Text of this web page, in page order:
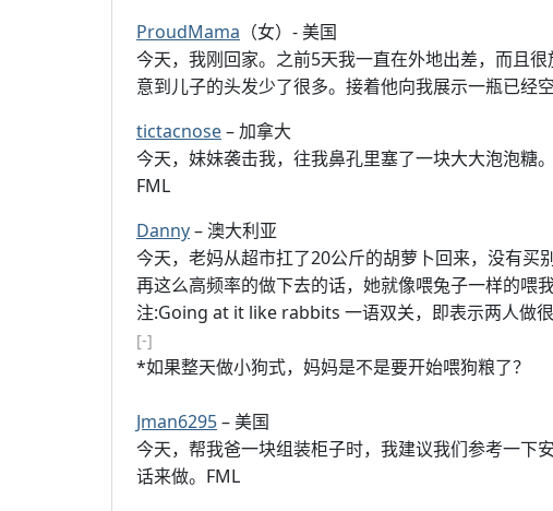
ProudMama （女）- 美国
今天，我刚回家。之前5天我一直在外地出差，而且
意到儿子的头发少了很多。接着他向我展示一瓶已经
tictacnose– 加拿大
今天，妹妹袭击我，往我鼻孔里塞了一块大大泡泡糖
FML
Danny– 澳大利亚
今天，老妈从超市扛了20公斤的胡萝卜回来，没有买
再这么高频率的做下去的话，她就像喂兔子一样的喂
注:Going at it like rabbits 一语双关，即表示两人做很
[-]
*如果整天做小狗式，妈妈是不是要开始喂狗粮了？
Jman6295– 美国
今天，帮我爸一块组装柜子时，我建议我们参考一下
话来做。FML